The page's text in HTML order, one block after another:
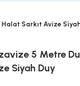
Sarkıt Avize
5 Metre
Siyah Duy